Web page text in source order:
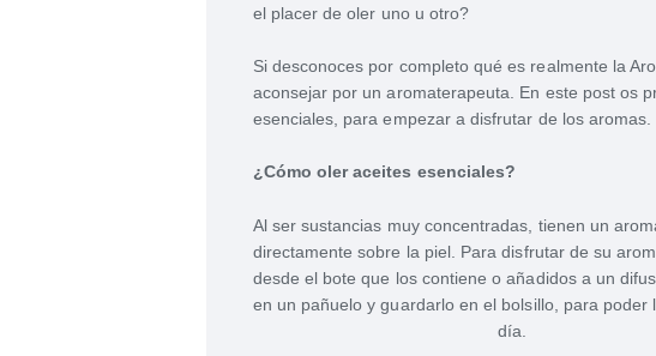
el placer de oler uno u otro?
Si desconoces por completo qué es realmente la
aconsejar por un aromaterapeuta. En este post os
esenciales, para empezar a disfrutar de los aromas.
¿Cómo oler aceites esenciales?
Al ser sustancias muy concentradas, tienen un
directamente sobre la piel. Para disfrutar de su
desde el bote que los contiene o añadidos a un
en un pañuelo y guardarlo en el bolsillo, para
día.